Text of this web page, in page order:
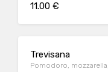
11.00 €
Trevisana
Pomodoro,